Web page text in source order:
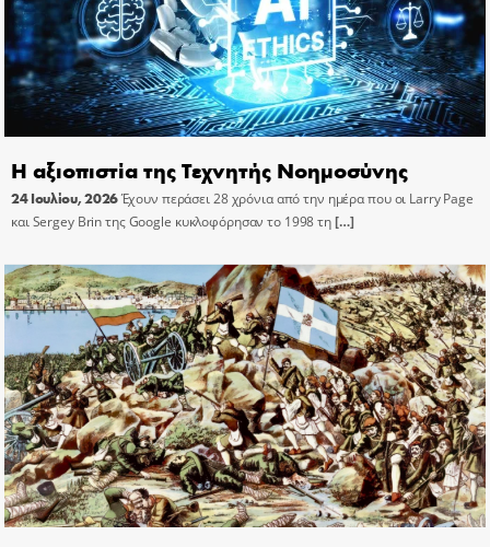
Η αξιοπιστία της Τεχνητής Νοημοσύνης
24 Ιουλίου, 2026Έχουν περάσει 28 χρόνια από την ημέρα που οι Larry Page
και Sergey Brin της Google κυκλοφόρησαν το 1998 τη[…]